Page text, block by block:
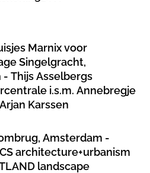
Marnix voor
Singelgracht,
Thijs Asselbergs
i.s.m. Annebregje
Karssen
Amsterdam -
architecture+urbanism
landscape